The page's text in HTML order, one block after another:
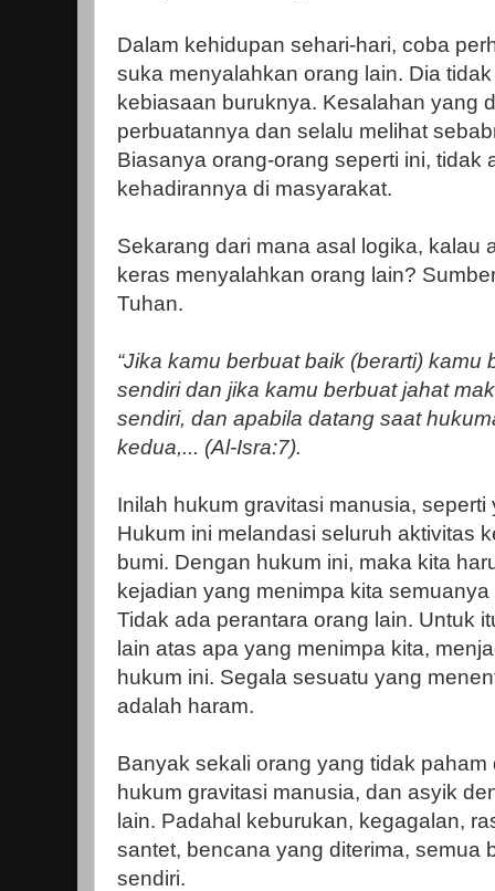
Dalam kehidupan sehari-hari, coba
suka menyalahkan orang lain. Dia
kebiasaan buruknya. Kesalahan yang
perbuatannya dan selalu melihat
Biasanya orang-orang seperti ini, tidak
kehadirannya di masyarakat.
Sekarang dari mana asal logika, kalau
keras menyalahkan orang lain?
Tuhan.
“Jika kamu berbuat baik (berarti) kamu
sendiri dan jika kamu berbuat jahat
sendiri, dan apabila datang saat
kedua,... (Al-Isra:7).
Inilah hukum gravitasi manusia,
Hukum ini melandasi seluruh aktivitas
bumi. Dengan hukum ini, maka kita
kejadian yang menimpa kita
Tidak ada perantara orang lain. Untuk
lain atas apa yang menimpa kita,
hukum ini. Segala sesuatu yang
adalah haram.
Banyak sekali orang yang tidak
hukum gravitasi manusia, dan asyik
lain. Padahal keburukan, kegagalan,
santet, bencana yang diterima, semua
sendiri.